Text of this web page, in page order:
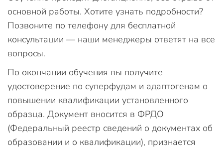
основной работы. Хотите узнать подробности?
Позвоните по телефону для бесплатной
консультации — наши менеджеры ответят на все
вопросы.
По окончании обучения вы получите
удостоверение по суперфудам и адаптогенам о
повышении квалификации установленного
образца. Документ вносится в ФРДО
(Федеральный реестр сведений о документах об
образовании и о квалификации), признается